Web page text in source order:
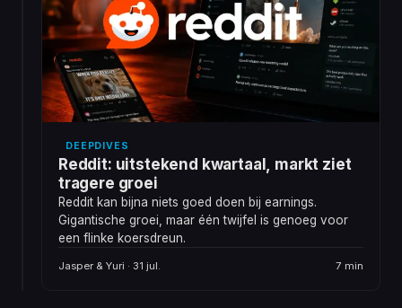
krijgen.
datamodel
bepaalt
het
DLT
Oordeel
Ons
aandelenmodel
schijnt
sterk
te
bepalen
oordeel,
Jasper
aug.
6
DEEPDIVES
Reddit: uitstekend kwartaal, markt ziet
tragere groei
Reddit kan bijna niets goed doen bij earnings.
Gigantische groei, maar één twijfel is genoeg voor
een flinke koersdreun.
Jasper & Yuri · 31 jul. 7 min